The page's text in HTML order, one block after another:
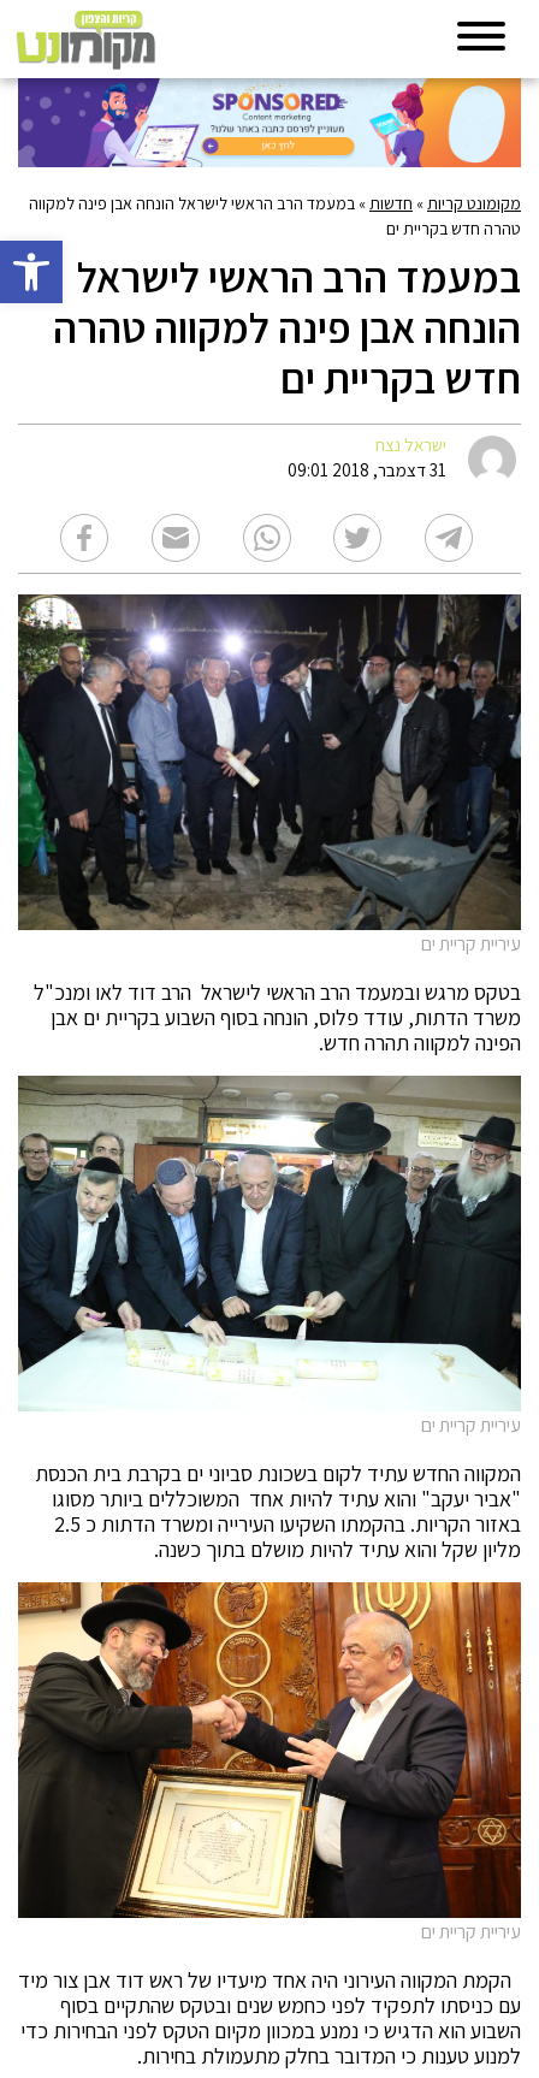
פתח
מקומונט קריות » חדשות » במעמד הרב הראשי לישראל הונחה אבן פינה למקווה
טהרה חדש בקריית ים
במעמד הרב הראשי לישראל
הונחה אבן פינה למקווה טהרה
חדש בקריית ים
ישראל נצח
31 דצמבר, 2018 09:01
עיריית קריית ים
בטקס מרגש ובמעמד הרב הראשי לישראל הרב דוד לאו ומנכ"ל
משרד הדתות, עודד פלוס, הונחה בסוף השבוע בקריית ים אבן
הפינה למקווה תהרה חדש.
עיריית קריית ים
המקווה החדש עתיד לקום בשכונת סביוני ים בקרבת בית הכנסת
"אביר יעקב" והוא עתיד להיות אחד המשוכללים ביותר מסוגו
באזור הקריות. בהקמתו השקיעו העירייה ומשרד הדתות כ 2.5
מליון שקל והוא עתיד להיות מושלם בתוך כשנה.
עיריית קריית ים
הקמת המקווה העירוני היה אחד מיעדיו של ראש דוד אבן צור מיד
עם כניסתו לתפקיד לפני כחמש שנים ובטקס שהתקיים בסוף
השבוע הוא הדגיש כי נמנע במכוון מקיום הטקס לפני הבחירות כדי
למנוע טענות כי המדובר בחלק מתעמולת בחירות.